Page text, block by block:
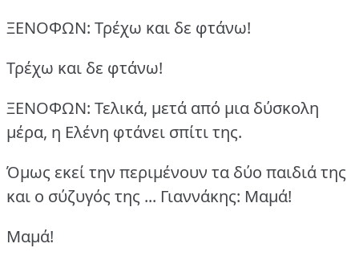
ΞΕΝΟΦΩΝ: Τρέχω και δε φτάνω!
Τρέχω και δε φτάνω!
ΞΕΝΟΦΩΝ: Τελικά, μετά από μια δύσκολη
μέρα, η Ελένη φτάνει σπίτι της.
Όμως εκεί την περιμένουν τα δύο παιδιά της
και ο σύζυγός της ... Γιαννάκης: Μαμά!
Μαμά!